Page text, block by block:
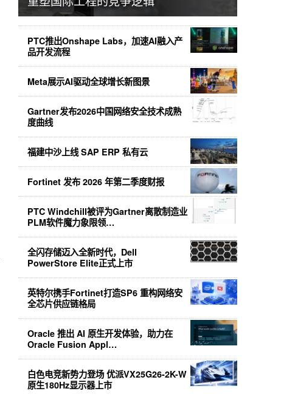
PTC推出Onshape Labs，加速AI融入产
品开发流程
Meta展示AI驱动全球增长新图景
Gartner发布2026中国网络安全技术成熟
度曲线
福建中沙上线 SAP ERP 私有云
Fortinet 发布 2026 年第二季度财报
PTC Windchill被评为Gartner离散制造业
PLM软件魔力象限领…
全闪存储迈入全新时代，Dell
PowerStore Elite正式上市
英特尔携手Fortinet打造SP6 重构网络安
全芯片供应链格局
Oracle 推出 AI 原生开发体验，助力在
Oracle Fusion Appl…
白色电竞新势力登场 优派VX25G26-2K-W
原生180Hz显示器上市